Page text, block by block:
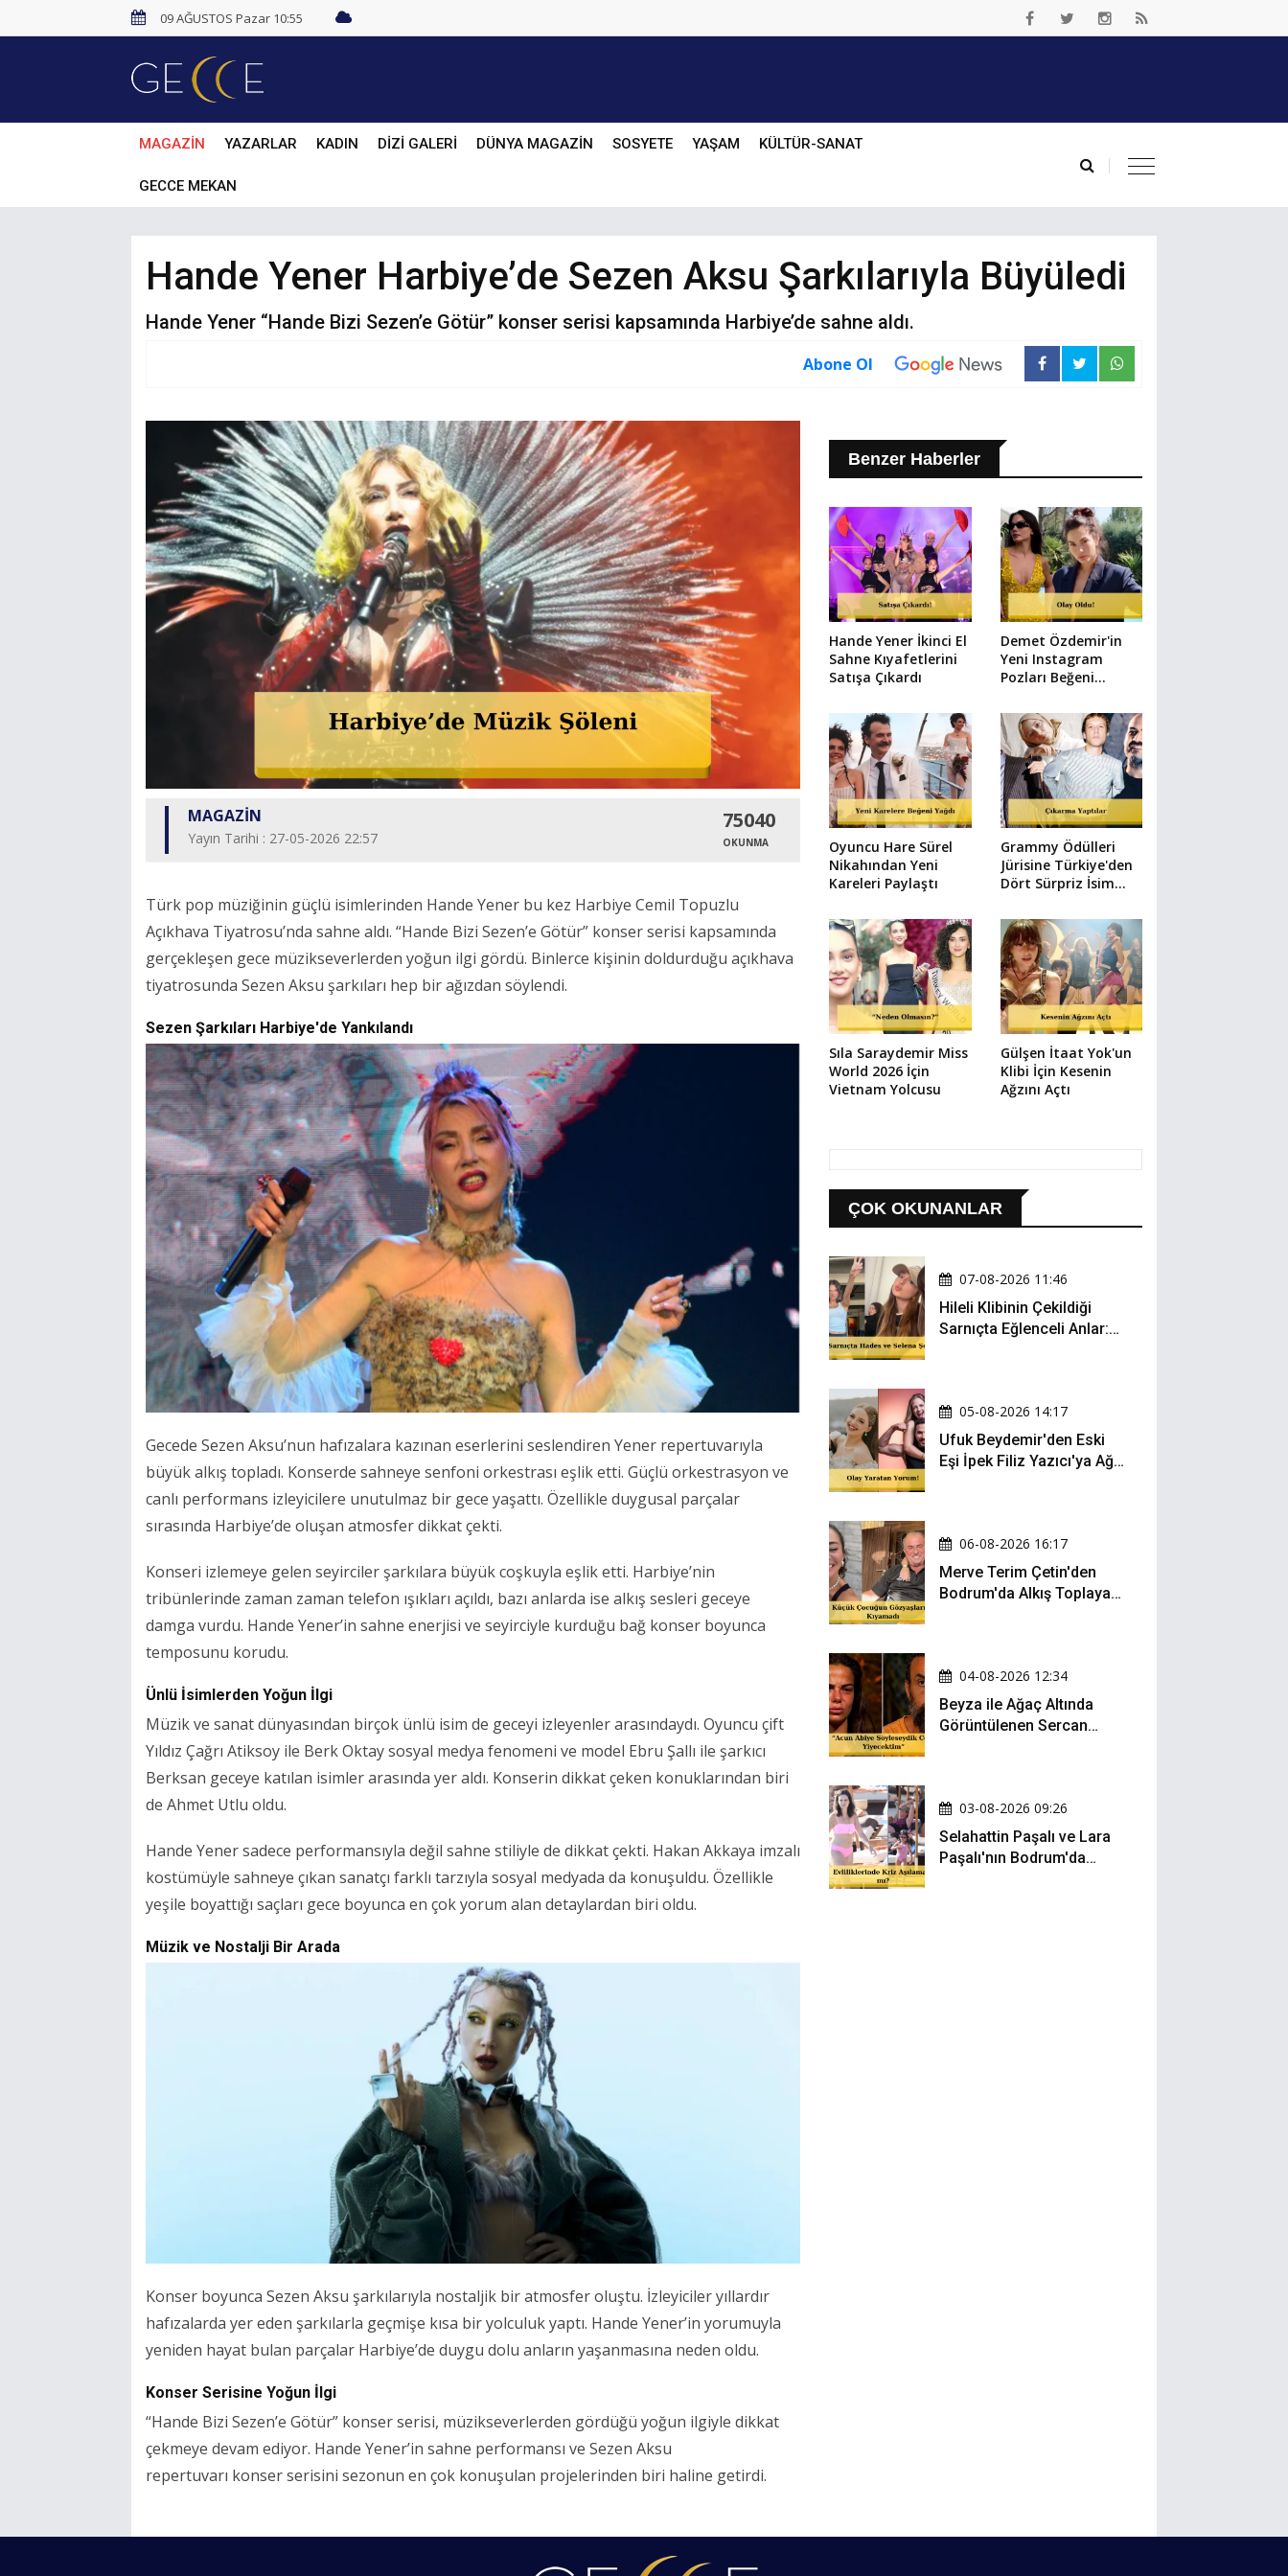
09 AĞUSTOS Pazar 10:55
MAGAZİN YAZARLAR KADIN DİZİ GALERİ DÜNYA MAGAZİN SOSYETE YAŞAM KÜLTÜR-SANAT
GECCE MEKAN
Hande Yener Harbiye’de Sezen Aksu Şarkılarıyla Büyüledi
Hande Yener “Hande Bizi Sezen’e Götür” konser serisi kapsamında Harbiye’de sahne aldı.
Abone Ol
MAGAZİN
Yayın Tarihi : 27-05-2026 22:57
75040
OKUNMA
Türk pop müziğinin güçlü isimlerinden Hande Yener bu kez Harbiye Cemil Topuzlu
Açıkhava Tiyatrosu’nda sahne aldı. “Hande Bizi Sezen’e Götür” konser serisi kapsamında
gerçekleşen gece müzikseverlerden yoğun ilgi gördü. Binlerce kişinin doldurduğu açıkhava
tiyatrosunda Sezen Aksu şarkıları hep bir ağızdan söylendi.
Sezen Şarkıları Harbiye'de Yankılandı
Gecede Sezen Aksu’nun hafızalara kazınan eserlerini seslendiren Yener repertuvarıyla
büyük alkış topladı. Konserde sahneye senfoni orkestrası eşlik etti. Güçlü orkestrasyon ve
canlı performans izleyicilere unutulmaz bir gece yaşattı. Özellikle duygusal parçalar
sırasında Harbiye’de oluşan atmosfer dikkat çekti.
Konseri izlemeye gelen seyirciler şarkılara büyük coşkuyla eşlik etti. Harbiye’nin
tribünlerinde zaman zaman telefon ışıkları açıldı, bazı anlarda ise alkış sesleri geceye
damga vurdu. Hande Yener’in sahne enerjisi ve seyirciyle kurduğu bağ konser boyunca
temposunu korudu.
Ünlü İsimlerden Yoğun İlgi
Müzik ve sanat dünyasından birçok ünlü isim de geceyi izleyenler arasındaydı. Oyuncu çift
Yıldız Çağrı Atiksoy ile Berk Oktay sosyal medya fenomeni ve model Ebru Şallı ile şarkıcı
Berksan geceye katılan isimler arasında yer aldı. Konserin dikkat çeken konuklarından biri
de Ahmet Utlu oldu.
Hande Yener sadece performansıyla değil sahne stiliyle de dikkat çekti. Hakan Akkaya imzalı
kostümüyle sahneye çıkan sanatçı farklı tarzıyla sosyal medyada da konuşuldu. Özellikle
yeşile boyattığı saçları gece boyunca en çok yorum alan detaylardan biri oldu.
Müzik ve Nostalji Bir Arada
Konser boyunca Sezen Aksu şarkılarıyla nostaljik bir atmosfer oluştu. İzleyiciler yıllardır
hafızalarda yer eden şarkılarla geçmişe kısa bir yolculuk yaptı. Hande Yener’in yorumuyla
yeniden hayat bulan parçalar Harbiye’de duygu dolu anların yaşanmasına neden oldu.
Konser Serisine Yoğun İlgi
“Hande Bizi Sezen’e Götür” konser serisi, müzikseverlerden gördüğü yoğun ilgiyle dikkat
çekmeye devam ediyor. Hande Yener’in sahne performansı ve Sezen Aksu
repertuvarı konser serisini sezonun en çok konuşulan projelerinden biri haline getirdi.
Benzer Haberler
Hande Yener İkinci El
Sahne Kıyafetlerini
Satışa Çıkardı
Demet Özdemir'in
Yeni Instagram
Pozları Beğeni
Oyuncu Hare Sürel
Nikahından Yeni
Kareleri Paylaştı
Grammy Ödülleri
Jürisine Türkiye'den
Dört Sürpriz İsim
Sıla Saraydemir Miss
World 2026 İçin
Vietnam Yolcusu
Gülşen İtaat Yok'un
Klibi İçin Kesenin
Ağzını Açtı
ÇOK OKUNANLAR
07-08-2026 11:46
Hileli Klibinin Çekildiği
Sarnıçta Eğlenceli Anlar:
05-08-2026 14:17
Ufuk Beydemir'den Eski
Eşi İpek Filiz Yazıcı'ya Ağır
06-08-2026 16:17
Merve Terim Çetin'den
Bodrum'da Alkış Toplayan
04-08-2026 12:34
Beyza ile Ağaç Altında
Görüntülenen Sercan
03-08-2026 09:26
Selahattin Paşalı ve Lara
Paşalı'nın Bodrum'da